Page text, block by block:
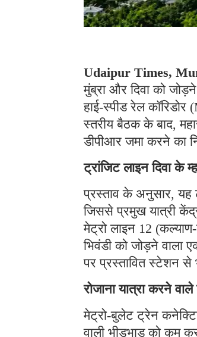
Udaipur Times,
मुंब्रा और दिवा को
हाई-स्पीड रेल
स्तरीय बैठक के बाद,
डीपीआर जमा करने का
ट्रांजिट लाइन दिवा के
प्रस्ताव के अनुसार, यह
जिससे प्रमुख यात्री
मेट्रो लाइन 12
भिवंडी को जोड़ने वाला
पर प्रस्तावित स्टेशन से
रोजाना यात्रा करने
मेट्रो-बुलेट ट्रेन
वाली भीड़भाड़ को कम